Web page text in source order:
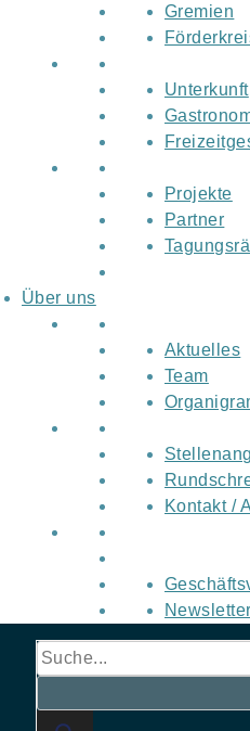
Gremien
Unterkunft
Projekte
Partner
Über uns
Aktuelles
Team
Kontakt /
Newsletter